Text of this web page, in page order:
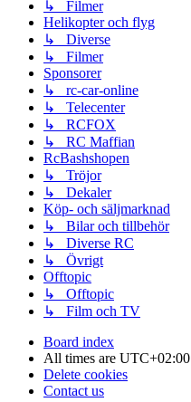
↳ Filmer
Helikopter och flyg
↳ Diverse
↳ Filmer
Sponsorer
↳ rc-car-online
↳ Telecenter
↳ RCFOX
↳ RC Maffian
RcBashshopen
↳ Tröjor
↳ Dekaler
Köp- och säljmarknad
↳ Bilar och tillbehör
↳ Diverse RC
↳ Övrigt
Offtopic
↳ Offtopic
↳ Film och TV
Board index
All times are UTC+02:00
Delete cookies
Contact us